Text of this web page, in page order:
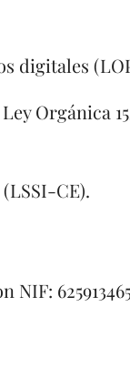
digitales
Orgánica
CE).